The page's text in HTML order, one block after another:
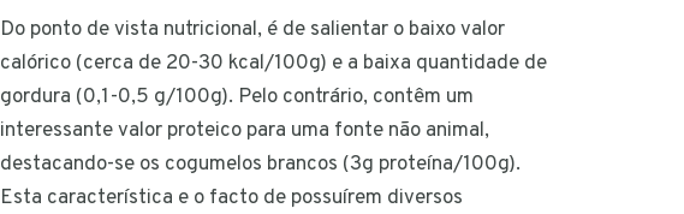
Do ponto de vista nutricional, é de salientar o baixo valor
calórico (cerca de 20-30 kcal/100g) e a baixa quantidade de
gordura (0,1-0,5 g/100g). Pelo contrário, contêm um
interessante valor proteico para uma fonte não animal,
destacando-se os cogumelos brancos (3g proteína/100g).
Esta característica e o facto de possuírem diversos